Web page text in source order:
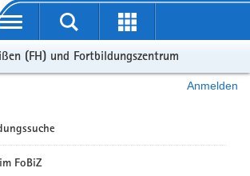
(FH) und Fortbildungszentrum
Anmelden
FoBiZ